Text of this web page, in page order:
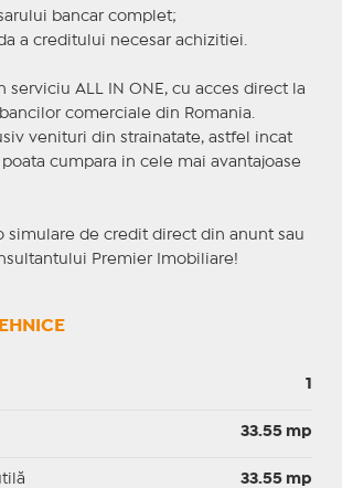
bancar complet;
a creditului necesar achizitiei.
serviciu ALL IN ONE, cu acces direct la
comerciale din Romania.
venituri din strainatate, astfel incat
cumpara in cele mai avantajoase
simulare de credit direct din anunt sau
Premier Imobiliare!
1
33.55 mp
33.55 mp